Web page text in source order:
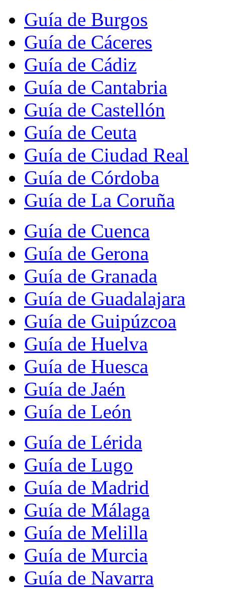
Guía de Burgos
Guía de Cáceres
Guía de Cádiz
Guía de Cantabria
Guía de Castellón
Guía de Ceuta
Guía de Ciudad Real
Guía de Córdoba
Guía de La Coruña
Guía de Cuenca
Guía de Gerona
Guía de Granada
Guía de Guadalajara
Guía de Guipúzcoa
Guía de Huelva
Guía de Huesca
Guía de Jaén
Guía de León
Guía de Lérida
Guía de Lugo
Guía de Madrid
Guía de Málaga
Guía de Melilla
Guía de Murcia
Guía de Navarra